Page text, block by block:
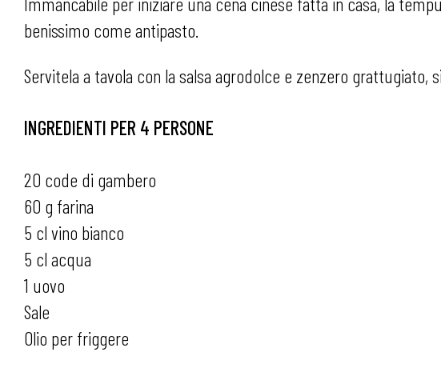
benissimo come antipasto.
Servitela a tavola con la salsa agrodolce e zenzero grattugiato,
INGREDIENTI PER 4 PERSONE
20 code di gambero
60 g farina
5 cl vino bianco
5 cl acqua
1 uovo
Sale
Olio per friggere